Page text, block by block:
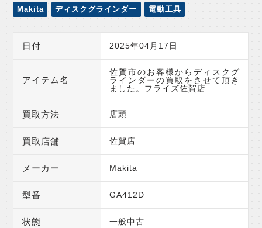
Makita ディスクグラインダー 電動工具
日付 2025年04月17日
アイテム名
佐賀市のお客様からディスクグ
ラインダーの買取をさせて頂き
ました。フライズ佐賀店
買取方法 店頭
買取店舗 佐賀店
メーカー Makita
型番 GA412D
状態 一般中古